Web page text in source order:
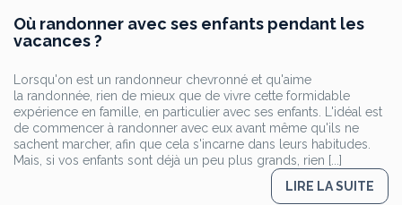
Où randonner avec ses enfants pendant les
vacances ?
Lorsqu'on est un randonneur chevronné et qu'aime
la randonnée, rien de mieux que de vivre cette formidable
expérience en famille, en particulier avec ses enfants. L'idéal est
de commencer à randonner avec eux avant même qu'ils ne
sachent marcher, afin que cela s'incarne dans leurs habitudes.
Mais, si vos enfants sont déjà un peu plus grands, rien [...]
LIRE LA SUITE